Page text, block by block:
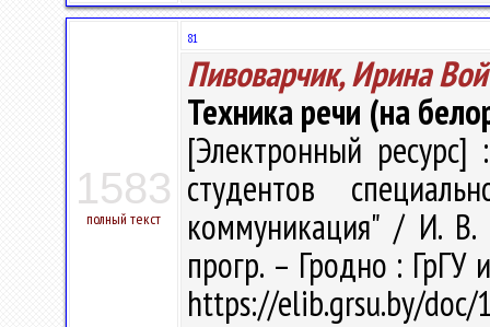
1583
полный текст
81
Пивоварчик, Ирина
Техника речи (на
[Электронный ресурс]
студентов
коммуникация" / И. В.
прогр. – Гродно :
https://elib.grsu.by/doc/